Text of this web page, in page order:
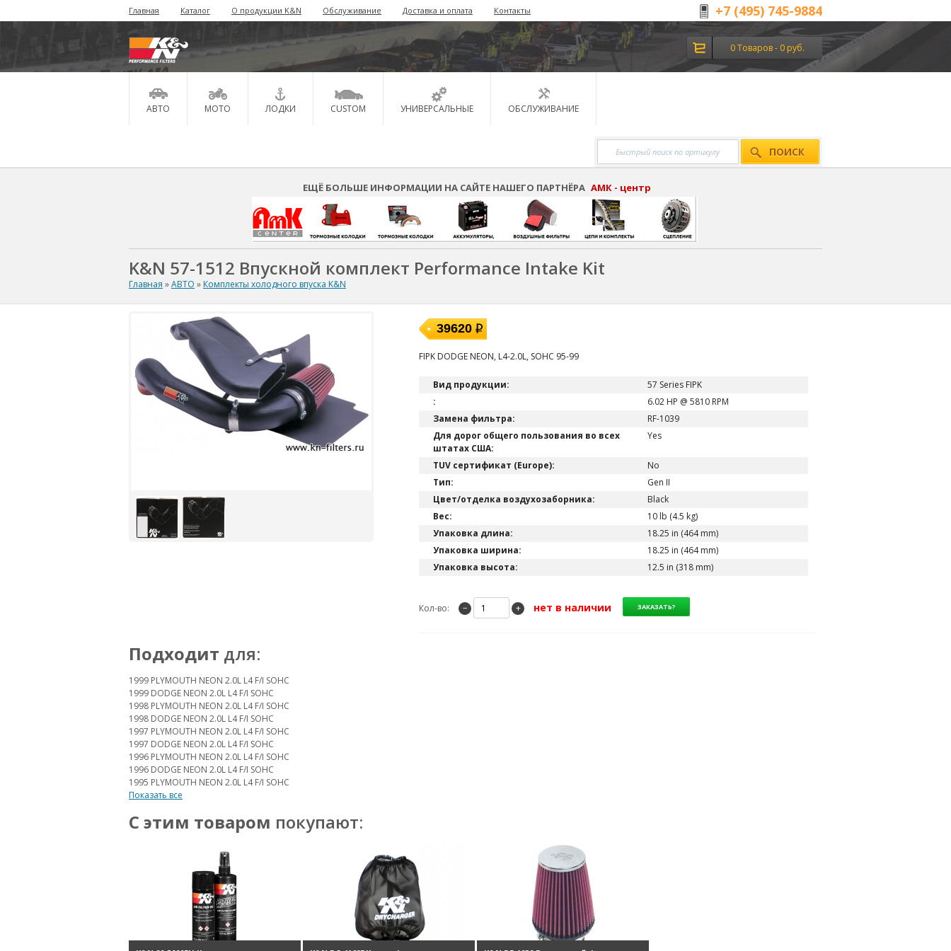
Главная Каталог О продукции K&N Обслуживание Доставка и оплата Контакты +7 (495) 745-9884
0 Товаров - 0 руб.
АВТО МОТО ЛОДКИ CUSTOM УНИВЕРСАЛЬНЫЕ ОБСЛУЖИВАНИЕ
ПОИСК
ЕЩЁ БОЛЬШЕ ИНФОРМАЦИИ НА САЙТЕ НАШЕГО ПАРТНЁРА АМК - центр
K&N 57-1512 Впускной комплект Performance Intake Kit
Главная »АВТО » Комплекты холодного впуска K&N
39620
FIPK DODGE NEON, L4-2.0L, SOHC 95-99
Вид продукции:
57 Series FIPK
:
6.02 HP @ 5810 RPM
Замена фильтра:
RF-1039
Для дорог общего пользования во всех
штатах США:
Yes
TUV сертификат (Europe):
No
Тип:
Gen II
Цвет/отделка воздухозаборника:
Black
Вес:
10 lb (4.5 kg)
Упаковка длина:
18.25 in (464 mm)
Упаковка ширина:
18.25 in (464 mm)
Упаковка высота:
12.5 in (318 mm)
Кол-во: − + нет в наличии
Подходит для:
1999 PLYMOUTH NEON 2.0L L4 F/I SOHC
1999 DODGE NEON 2.0L L4 F/I SOHC
1998 PLYMOUTH NEON 2.0L L4 F/I SOHC
1998 DODGE NEON 2.0L L4 F/I SOHC
1997 PLYMOUTH NEON 2.0L L4 F/I SOHC
1997 DODGE NEON 2.0L L4 F/I SOHC
1996 PLYMOUTH NEON 2.0L L4 F/I SOHC
1996 DODGE NEON 2.0L L4 F/I SOHC
1995 PLYMOUTH NEON 2.0L L4 F/I SOHC
Показать все
С этим товаром покупают: